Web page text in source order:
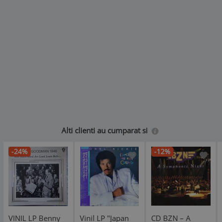
Alti clienti au cumparat si
-24%
VINIL LP Benny
Vinil LP "Japan
-12%
CD BZN – A